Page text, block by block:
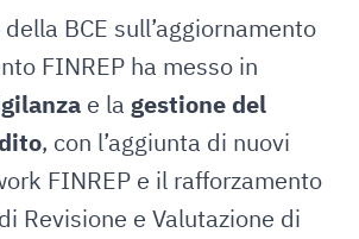
BCE sull’aggiornamento
FINREP ha messo in
e la gestione del
, con l’aggiunta di nuovi
FINREP e il rafforzamento
Revisione e Valutazione di